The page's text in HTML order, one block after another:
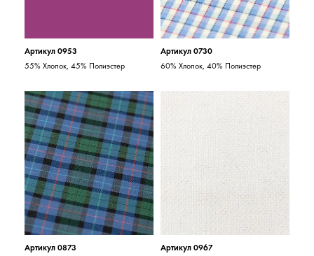
Артикул 0953
55% Хлопок, 45% Полиэстер
Артикул 0730
60% Хлопок, 40% Полиэстер
Артикул 0873
Артикул 0967